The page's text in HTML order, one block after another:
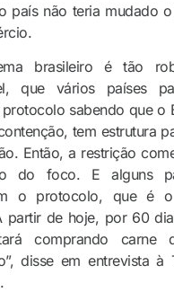
país não teria mudado
brasileiro é tão
que vários países
sabendo que o
tem estrutura
Então, a restrição
do foco. E alguns
o protocolo, que é
partir de hoje, por 60
comprando carne
disse em entrevista à